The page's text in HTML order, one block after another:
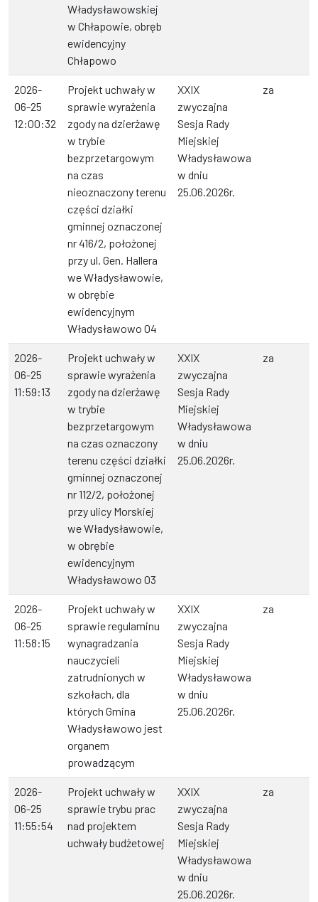
Władysławowskiej
w Chłapowie, obręb
ewidencyjny
Chłapowo
2026-
06-25
12:00:32
Projekt uchwały w
sprawie wyrażenia
zgody na dzierżawę
w trybie
bezprzetargowym
na czas
nieoznaczony terenu
części działki
gminnej oznaczonej
nr 416/2, położonej
przy ul. Gen. Hallera
we Władysławowie,
w obrębie
ewidencyjnym
Władysławowo 04
XXIX
zwyczajna
Sesja Rady
Miejskiej
Władysławowa
w dniu
25.06.2026r.
za
2026-
06-25
11:59:13
Projekt uchwały w
sprawie wyrażenia
zgody na dzierżawę
w trybie
bezprzetargowym
na czas oznaczony
terenu części działki
gminnej oznaczonej
nr 112/2, położonej
przy ulicy Morskiej
we Władysławowie,
w obrębie
ewidencyjnym
Władysławowo 03
XXIX
zwyczajna
Sesja Rady
Miejskiej
Władysławowa
w dniu
25.06.2026r.
za
2026-
06-25
11:58:15
Projekt uchwały w
sprawie regulaminu
wynagradzania
nauczycieli
zatrudnionych w
szkołach, dla
których Gmina
Władysławowo jest
organem
prowadzącym
XXIX
zwyczajna
Sesja Rady
Miejskiej
Władysławowa
w dniu
25.06.2026r.
za
2026-
06-25
11:55:54
Projekt uchwały w
sprawie trybu prac
nad projektem
uchwały budżetowej
XXIX
zwyczajna
Sesja Rady
Miejskiej
Władysławowa
w dniu
25.06.2026r.
za